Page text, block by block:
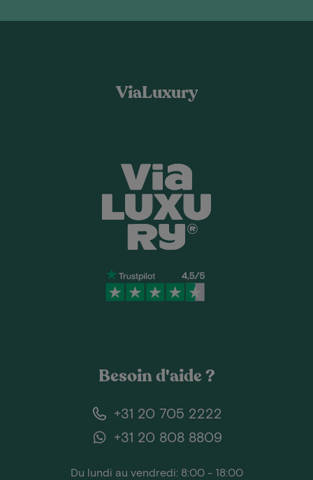
ViaLuxury
Besoin d'aide ?
+31 20 705 2222
+31 20 808 8809
Du lundi au vendredi: 8:00 - 18:00